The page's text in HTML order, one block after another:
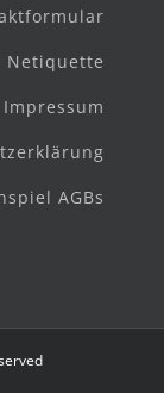
Netiquette
Impressum
AGBs